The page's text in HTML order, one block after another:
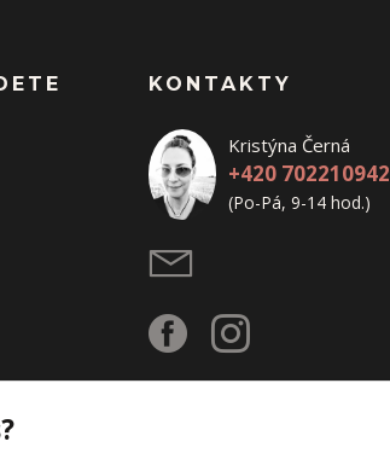
KONTAKTY
Kristýna Černá
+420 702210942
(Po-Pá, 9-14 hod.)